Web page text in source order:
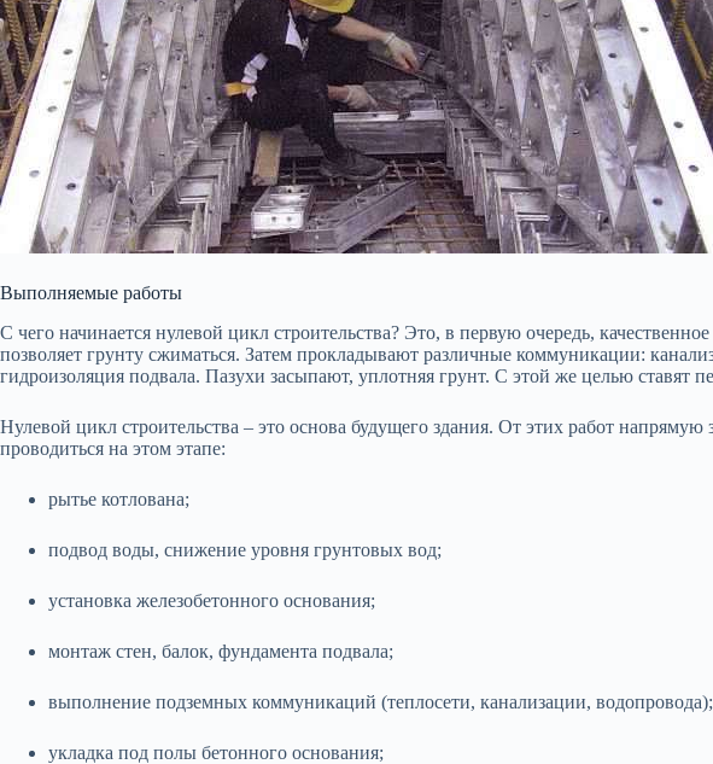
Выполняемые работы
С чего начинается нулевой цикл строительства? Это, в первую очередь,
позволяет грунту сжиматься. Затем прокладывают различные коммуникации:
гидроизоляция подвала. Пазухи засыпают, уплотняя грунт. С этой же целью ставят
Нулевой цикл строительства – это основа будущего здания. От этих работ
проводиться на этом этапе:
рытье котлована;
подвод воды, снижение уровня грунтовых вод;
установка железобетонного основания;
монтаж стен, балок, фундамента подвала;
выполнение подземных коммуникаций (теплосети, канализации, водопровода);
укладка под полы бетонного основания;